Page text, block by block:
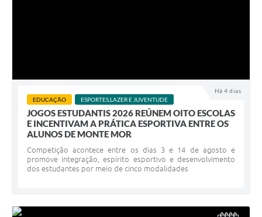
Há 4 dias
EDUCAÇÃO ESPORTES,LAZER E JUVENTUDE
JOGOS ESTUDANTIS 2026 REÚNEM OITO ESCOLAS
E INCENTIVAM A PRÁTICA ESPORTIVA ENTRE OS
ALUNOS DE MONTE MOR
Competição acontece entre os dias 3 e 14 de agosto e
promove integração, espírito esportivo e desenvolvimento
dos estudantes por meio de cinco modalidades